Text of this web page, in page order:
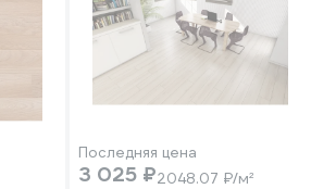
Последняя цена
3 025 ₽2048.07 ₽/м²